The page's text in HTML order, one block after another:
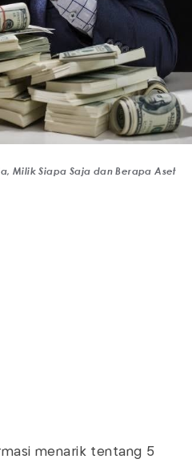
Milik Siapa Saja dan Berapa Aset
menarik tentang 5